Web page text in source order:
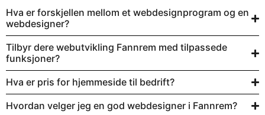
Hva er forskjellen mellom et webdesignprogram og en
webdesigner?
Tilbyr dere webutvikling Fannrem med tilpassede
funksjoner?
Hva er pris for hjemmeside til bedrift?
Hvordan velger jeg en god webdesigner i Fannrem?